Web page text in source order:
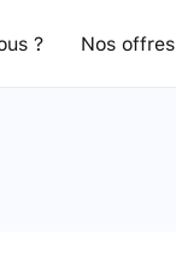
? Nos offres